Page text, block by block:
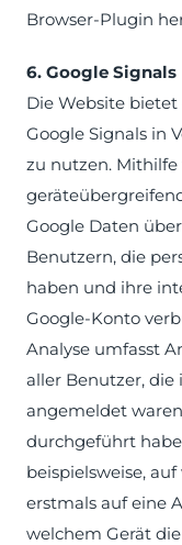
Browser-Plugin
6. Google Signals
Die Website
Google Signals in
zu nutzen. Mithilfe
Google Daten
Benutzern, die
haben und ihre
Google-Konto
Analyse umfasst
aller Benutzer,
angemeldet
durchgeführt
beispielsweise,
erstmals auf eine
welchem Gerät